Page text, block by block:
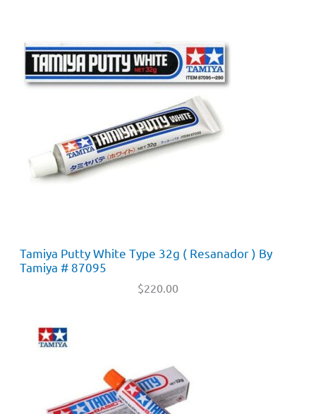
Tamiya Putty White Type 32g ( Resanador ) By
Tamiya # 87095
$220.00